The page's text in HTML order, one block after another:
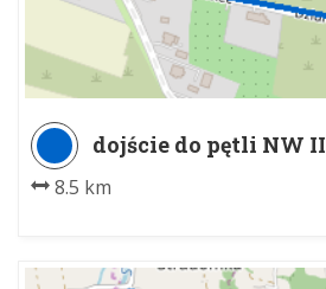
dojście do pętli NW II
8.5 km